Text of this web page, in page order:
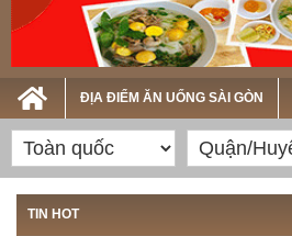
ĐỊA ĐIỂM ĂN UỐNG SÀI GÒN
TIN HOT